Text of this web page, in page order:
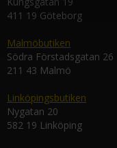
411 19 Göteborg
Malmöbutiken
Södra Förstadsgatan 26
211 43 Malmö
Linköpingsbutiken
Nygatan 20
582 19 Linköping